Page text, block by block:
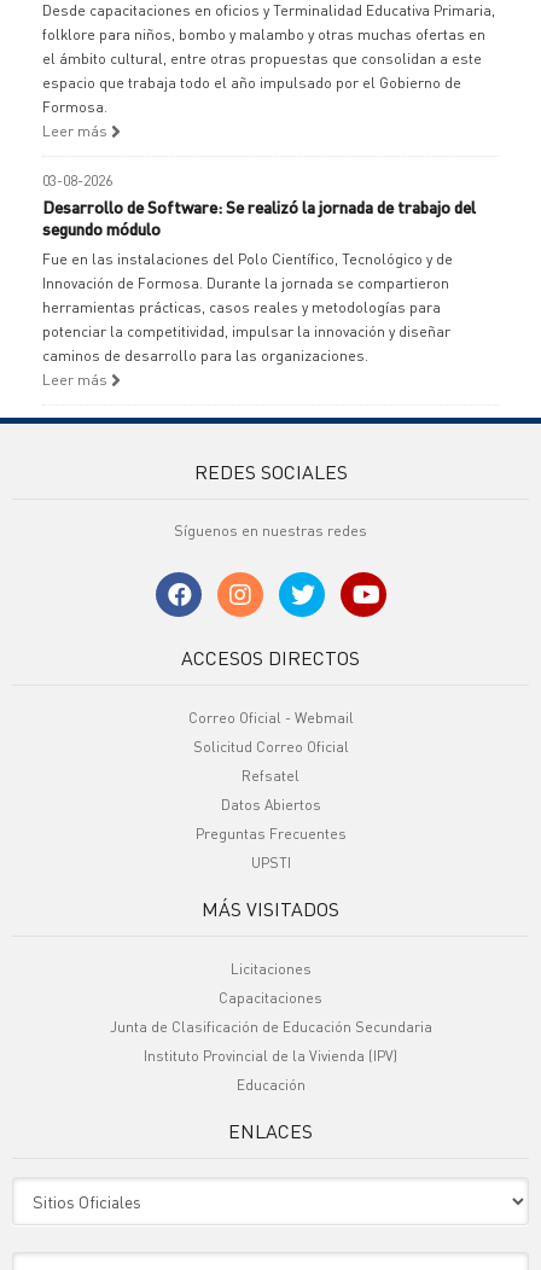
Desde capacitaciones en oficios y Terminalidad Educativa Primaria,
folklore para niños, bombo y malambo y otras muchas ofertas en
el ámbito cultural, entre otras propuestas que consolidan a este
espacio que trabaja todo el año impulsado por el Gobierno de
Formosa.
Leer más
03-08-2026
Desarrollo de Software: Se realizó la jornada de trabajo del
segundo módulo
Fue en las instalaciones del Polo Científico, Tecnológico y de
Innovación de Formosa. Durante la jornada se compartieron
herramientas prácticas, casos reales y metodologías para
potenciar la competitividad, impulsar la innovación y diseñar
caminos de desarrollo para las organizaciones.
Leer más
REDES SOCIALES
Síguenos en nuestras redes
ACCESOS DIRECTOS
Correo Oficial - Webmail
Solicitud Correo Oficial
Refsatel
Datos Abiertos
Preguntas Frecuentes
UPSTI
MÁS VISITADOS
Licitaciones
Capacitaciones
Junta de Clasificación de Educación Secundaria
Instituto Provincial de la Vivienda (IPV)
Educación
ENLACES